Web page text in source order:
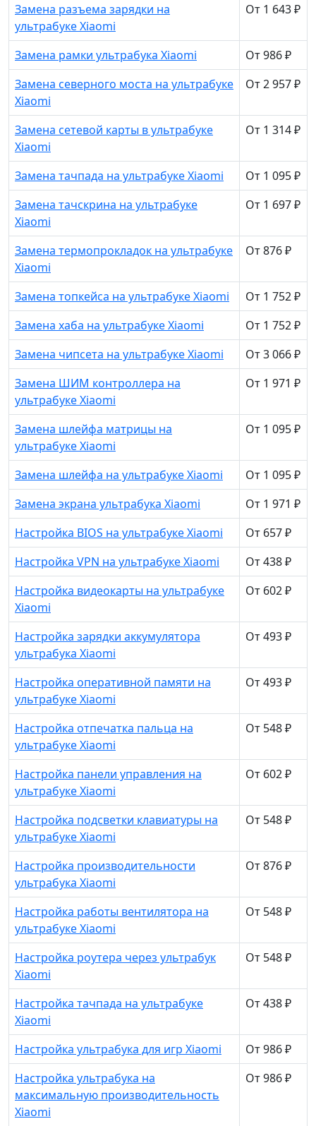
Замена разъема зарядки на
ультрабуке Xiaomi
От 1 643 ₽
Замена рамки ультрабука Xiaomi
От 986 ₽
Замена северного моста на ультрабуке
Xiaomi
От 2 957 ₽
Замена сетевой карты в ультрабуке
Xiaomi
От 1 314 ₽
Замена тачпада на ультрабуке Xiaomi
От 1 095 ₽
Замена тачскрина на ультрабуке
Xiaomi
От 1 697 ₽
Замена термопрокладок на ультрабуке
Xiaomi
От 876 ₽
Замена топкейса на ультрабуке Xiaomi
От 1 752 ₽
Замена хаба на ультрабуке Xiaomi
От 1 752 ₽
Замена чипсета на ультрабуке Xiaomi
От 3 066 ₽
Замена ШИМ контроллера на
ультрабуке Xiaomi
От 1 971 ₽
Замена шлейфа матрицы на
ультрабуке Xiaomi
От 1 095 ₽
Замена шлейфа на ультрабуке Xiaomi
От 1 095 ₽
Замена экрана ультрабука Xiaomi
От 1 971 ₽
Настройка BIOS на ультрабуке Xiaomi
От 657 ₽
Настройка VPN на ультрабуке Xiaomi
От 438 ₽
Настройка видеокарты на ультрабуке
Xiaomi
От 602 ₽
Настройка зарядки аккумулятора
ультрабука Xiaomi
От 493 ₽
Настройка оперативной памяти на
ультрабуке Xiaomi
От 493 ₽
Настройка отпечатка пальца на
ультрабуке Xiaomi
От 548 ₽
Настройка панели управления на
ультрабуке Xiaomi
От 602 ₽
Настройка подсветки клавиатуры на
ультрабуке Xiaomi
От 548 ₽
Настройка производительности
ультрабука Xiaomi
От 876 ₽
Настройка работы вентилятора на
ультрабуке Xiaomi
От 548 ₽
Настройка роутера через ультрабук
Xiaomi
От 548 ₽
Настройка тачпада на ультрабуке
Xiaomi
От 438 ₽
Настройка ультрабука для игр Xiaomi
От 986 ₽
Настройка ультрабука на
максимальную производительность
Xiaomi
От 986 ₽